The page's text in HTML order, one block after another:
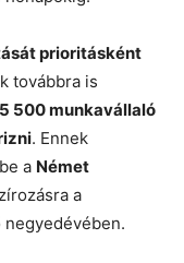
prioritásként
továbbra is
5 500 munkavállaló
. Ennek
a Német
a